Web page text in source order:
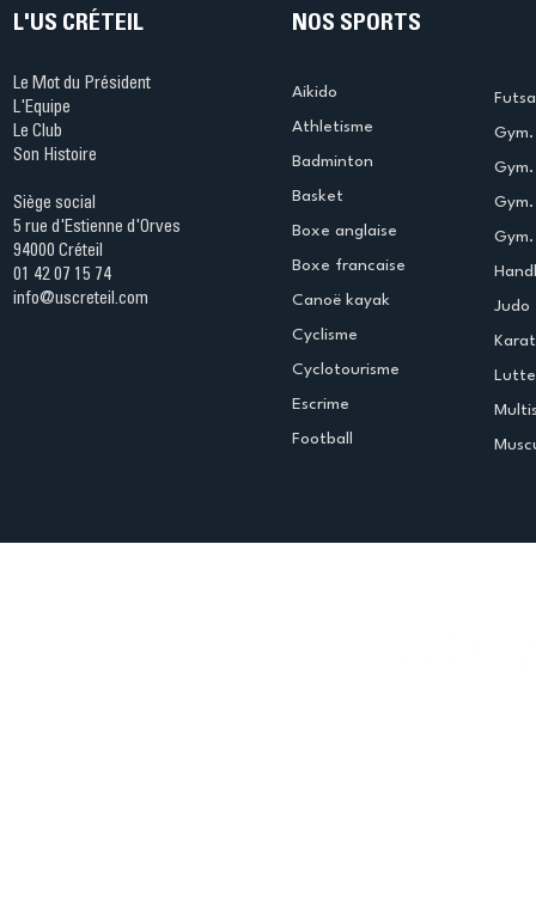
L'US CRÉTEIL
Le Mot du Président
L'Equipe
Le Club
Son Histoire
Siège social
5 rue d'Estienne d'Orves
94000 Créteil
01 42 07 15 74
info@uscreteil.com
NOS SPORTS
Aikido
Athletisme
Badminton
Basket
Boxe anglaise
Boxe francaise
Canoë kayak
Cyclisme
Cyclotourisme
Escrime
Football
Judo
Lutte